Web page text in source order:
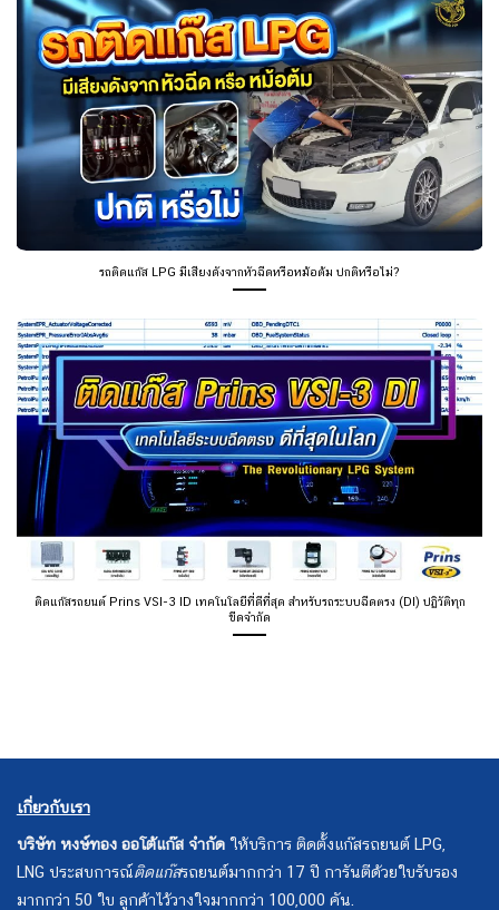
รถติดแก๊ส LPG มีเสียงดังจากหัวฉีดหรือหม้อต้ม ปกติหรือไม่?
ติดแก๊สรถยนต์ Prins VSI-3 ID เทคโนโลยีที่ดีที่สุด สำหรับรถระบบฉีดตรง (DI) ปฏิวัติทุก
ขีดจำกัด
เกี่ยวกับเรา
บริษัท หงษ์ทอง ออโต้แก๊ส จำกัด ให้บริการ ติดตั้งแก๊สรถยนต์ LPG,
LNG ประสบการณ์ติดแก๊สรถยนต์มากกว่า 17 ปี การันตีด้วยใบรับรอง
มากกว่า 50 ใบ ลูกค้าไว้วางใจมากกว่า 100,000 คัน.